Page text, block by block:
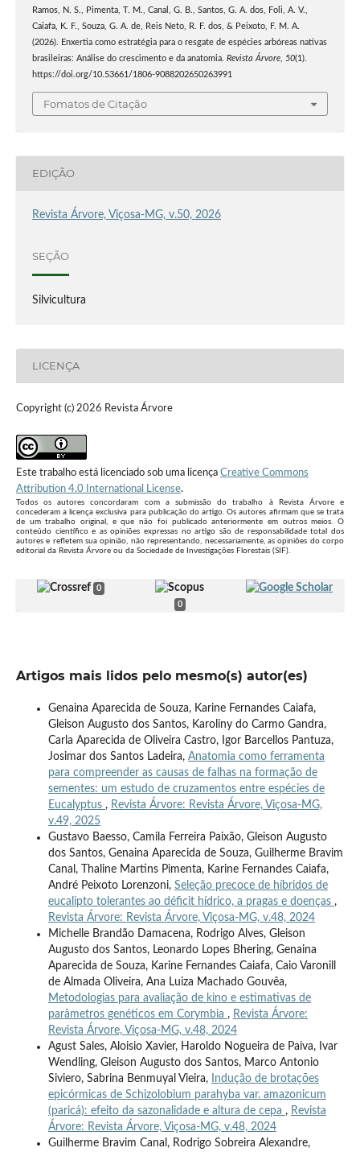
Ramos, N. S., Pimenta, T. M., Canal, G. B., Santos, G. A. dos, Foli, A. V.,
Caiafa, K. F., Souza, G. A. de, Reis Neto, R. F. dos, & Peixoto, F. M. A.
(2026). Enxertia como estratégia para o resgate de espécies arbóreas nativas
brasileiras: Análise do crescimento e da anatomia. Revista Árvore, 50(1).
https://doi.org/10.53661/1806-9088202650263991
Fomatos de Citação
EDIÇÃO
Revista Árvore, Viçosa-MG, v.50, 2026
SEÇÃO
Silvicultura
LICENÇA
Copyright (c) 2026 Revista Árvore
Este trabalho está licenciado sob uma licença Creative Commons
Attribution 4.0 International License.
Todos os autores concordaram com a submissão do trabalho à Revista Árvore e
concederam a licença exclusiva para publicação do artigo. Os autores afirmam que se trata
de um trabalho original, e que não foi publicado anteriormente em outros meios. O
conteúdo científico e as opiniões expressas no artigo são de responsabilidade total dos
autores e refletem sua opinião, não representando, necessariamente, as opiniões do corpo
editorial da Revista Árvore ou da Sociedade de Investigações Florestais (SIF).
0
0
Artigos mais lidos pelo mesmo(s) autor(es)
Genaina Aparecida de Souza, Karine Fernandes Caiafa,
Gleison Augusto dos Santos, Karoliny do Carmo Gandra,
Carla Aparecida de Oliveira Castro, Igor Barcellos Pantuza,
Josimar dos Santos Ladeira, Anatomia como ferramenta
para compreender as causas de falhas na formação de
sementes: um estudo de cruzamentos entre espécies de
Eucalyptus , Revista Árvore: Revista Árvore, Viçosa-MG,
v.49, 2025
Gustavo Baesso, Camila Ferreira Paixão, Gleison Augusto
dos Santos, Genaina Aparecida de Souza, Guilherme Bravim
Canal, Thaline Martins Pimenta, Karine Fernandes Caiafa,
André Peixoto Lorenzoni, Seleção precoce de híbridos de
eucalipto tolerantes ao déficit hídrico, a pragas e doenças ,
Revista Árvore: Revista Árvore, Viçosa-MG, v.48, 2024
Michelle Brandão Damacena, Rodrigo Alves, Gleison
Augusto dos Santos, Leonardo Lopes Bhering, Genaina
Aparecida de Souza, Karine Fernandes Caiafa, Caio Varonill
de Almada Oliveira, Ana Luiza Machado Gouvêa,
Metodologias para avaliação de kino e estimativas de
parâmetros genéticos em Corymbia , Revista Árvore:
Revista Árvore, Viçosa-MG, v.48, 2024
Agust Sales, Aloisio Xavier, Haroldo Nogueira de Paiva, Ivar
Wendling, Gleison Augusto dos Santos, Marco Antonio
Siviero, Sabrina Benmuyal Vieira,
Indução de brotações
epicórmicas de Schizolobium parahyba var. amazonicum
(paricá): efeito da sazonalidade e altura de cepa , Revista
Árvore: Revista Árvore, Viçosa-MG, v.48, 2024
Guilherme Bravim Canal, Rodrigo Sobreira Alexandre,